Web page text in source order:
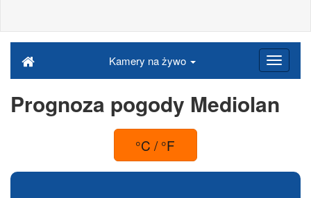
Kamery na żywo
Prognoza pogody Mediolan
°C / °F